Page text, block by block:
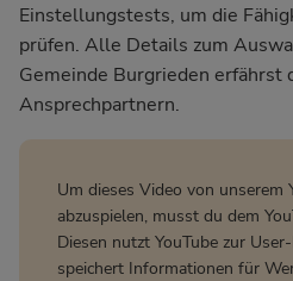
Einstellungstests, um die
prüfen. Alle Details zum
Gemeinde Burgrieden erfährst
Ansprechpartnern.
Um dieses Video von unserem
abzuspielen, musst du dem
Diesen nutzt YouTube zur
speichert Informationen für